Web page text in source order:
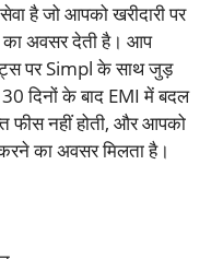
है जो आपको खरीदारी पर
का अवसर देती है। आप
पर Simpl के साथ जुड़
दिनों के बाद EMI में बदल
फीस नहीं होती, और आपको
का अवसर मिलता है।